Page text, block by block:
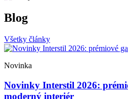
Blog
Všetky články
Novinka
Novinky Interstil 2026:
moderný interiér